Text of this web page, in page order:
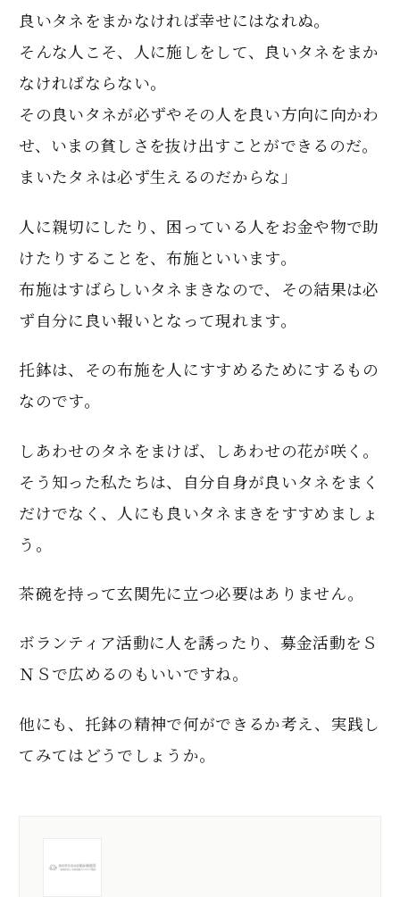
良いタネをまかなければ幸せにはなれぬ。
そんな人こそ、人に施しをして、良いタネをまか
なければならない。
その良いタネが必ずやその人を良い方向に向かわ
せ、いまの貧しさを抜け出すことができるのだ。
まいたタネは必ず生えるのだからな」
人に親切にしたり、困っている人をお金や物で助
けたりすることを、布施といいます。
布施はすばらしいタネまきなので、その結果は必
ず自分に良い報いとなって現れます。
托鉢は、その布施を人にすすめるためにするもの
なのです。
しあわせのタネをまけば、しあわせの花が咲く。
そう知った私たちは、自分自身が良いタネをまく
だけでなく、人にも良いタネまきをすすめましょ
う。
茶碗を持って玄関先に立つ必要はありません。
ボランティア活動に人を誘ったり、募金活動をＳ
ＮＳで広めるのもいいですね。
他にも、托鉢の精神で何ができるか考え、実践し
てみてはどうでしょうか。